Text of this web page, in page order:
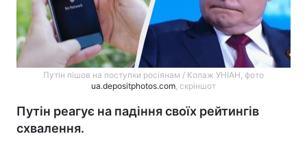
Путін пішов на поступки росіянам / Колаж УНІАН, фото
ua.depositphotos.com, скріншот
Путін реагує на падіння своїх рейтингів
схвалення.